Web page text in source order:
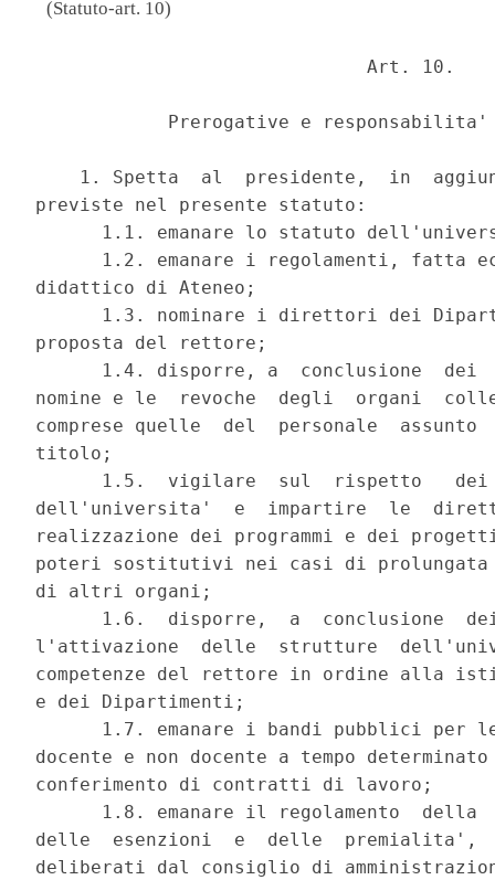
(Statuto-art. 10)
                              Art. 10.
Prerogative e
1. Spetta  al  presidente,  in
previste nel presente statuto:
1.1. emanare lo statuto
1.2. emanare i regolamenti, fatta
didattico di Ateneo;
1.3. nominare i direttori dei
proposta del rettore;
1.4. disporre, a  conclusione  dei
nomine e le  revoche  degli  organi
comprese quelle  del  personale
titolo;
1.5.  vigilare  sul  rispetto
dell'universita'  e  impartire  le
realizzazione dei programmi e dei
poteri sostitutivi nei casi di prolungata
di altri organi;
1.6.  disporre,  a  conclusione
l'attivazione  delle  strutture
competenze del rettore in ordine alla
e dei Dipartimenti;
1.7. emanare i bandi pubblici per
docente e non docente a tempo
conferimento di contratti di lavoro;
1.8. emanare il regolamento  della
delle  esenzioni  e  delle
deliberati dal consiglio di